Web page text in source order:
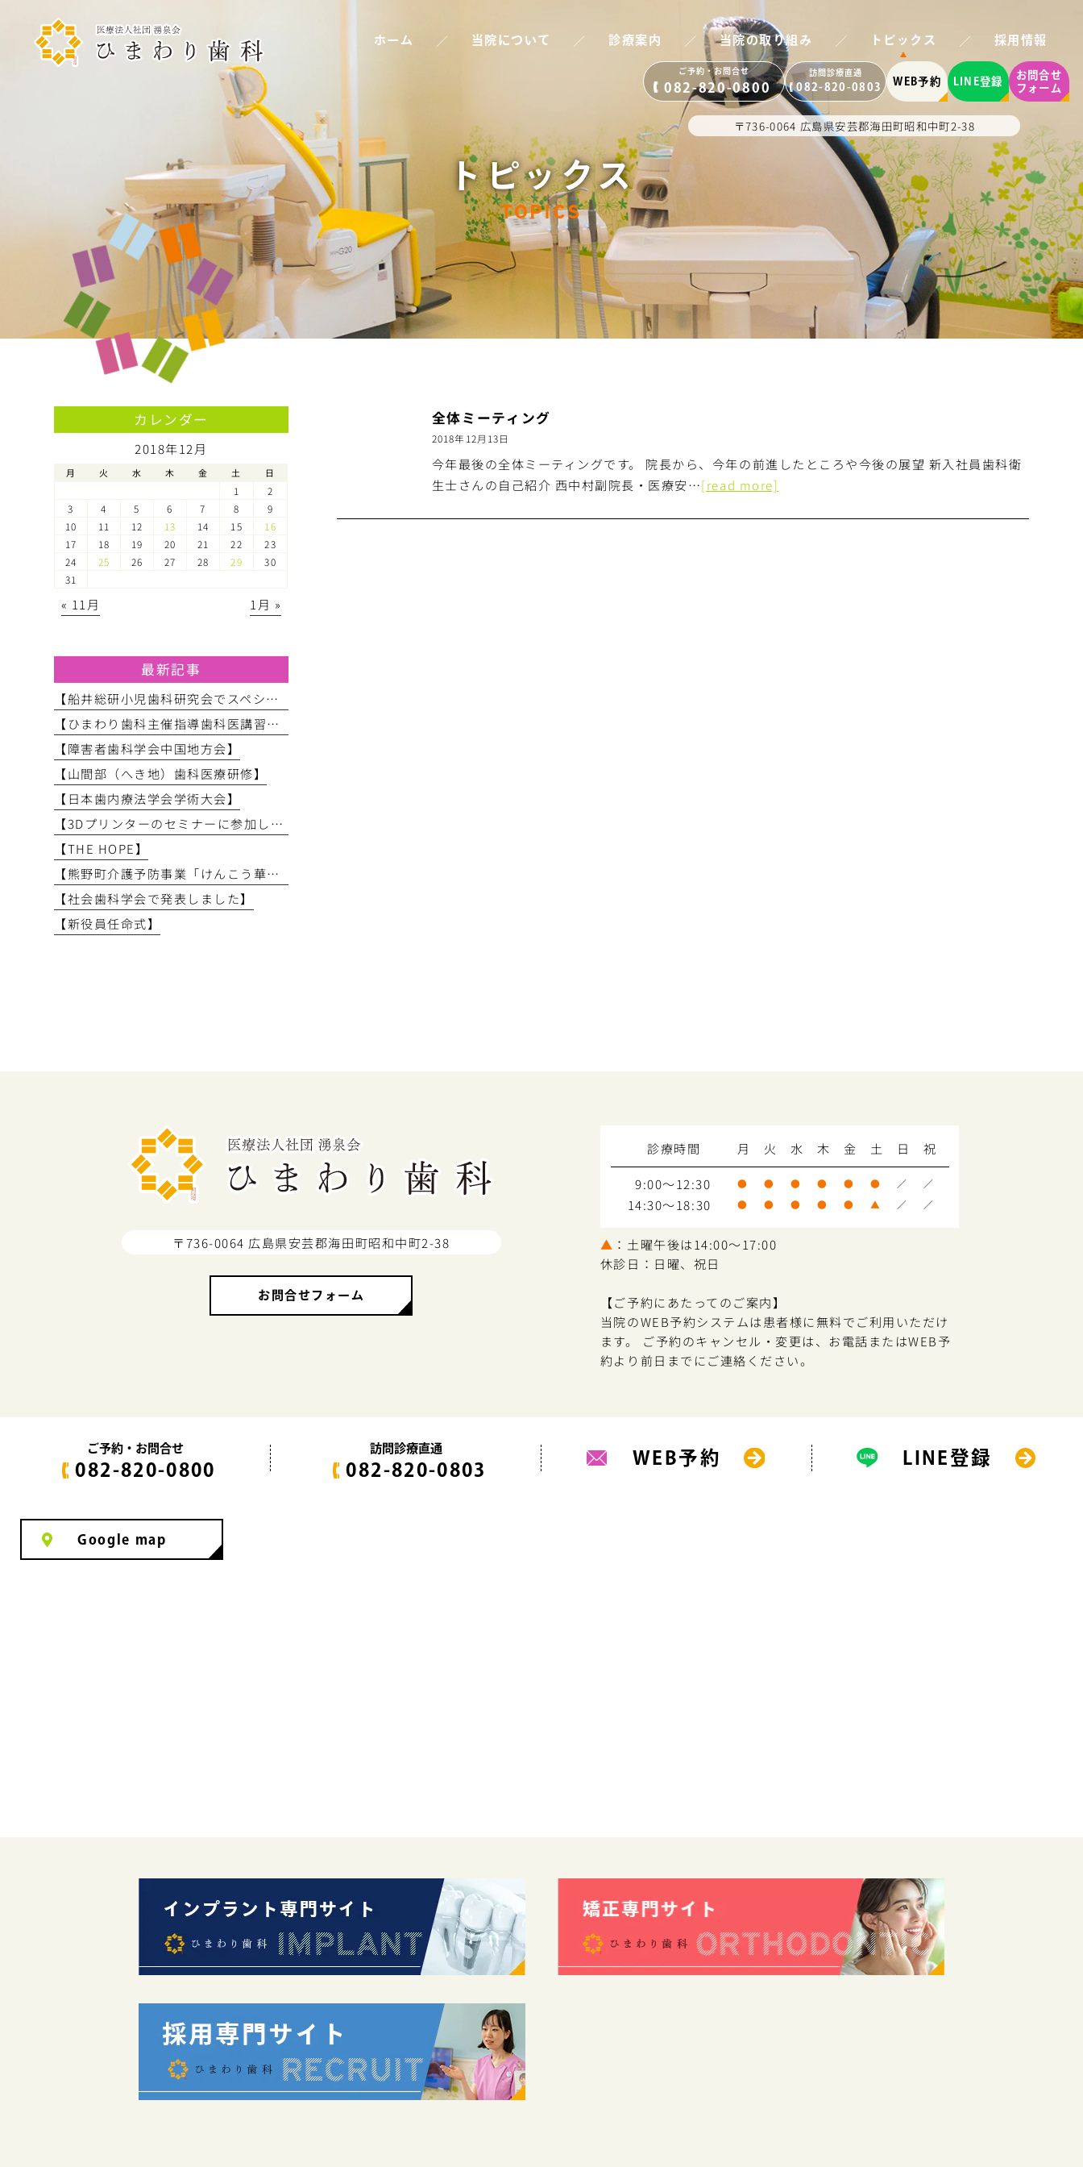
ホーム ／ 当院について ／ 診療案内 ／ 当院の取り組み ／ トピックス ／ 採用情報
ご予約・お問合せ
082-820-0800
訪問診療直通
082-820-0803
WEB予約 LINE登録
お問合せ
フォーム
〒736-0064 広島県安芸郡海田町昭和中町2-38
トピックス
TOPICS
全体ミーティング
2018年12月13日
今年最後の全体ミーティングです。 院長から、今年の前進したところや今後の展望 新入社員歯科衛
生士さんの自己紹介 西中村副院長・医療安…[read more]
カレンダー
2018年12月
月 火 水 木 金 土 日
1
2
3
4 5 6 7 8
9
10
11 12 13 14 15
16
17
18 19 20 21 22
23
24
25 26 27 28 29
30
31
« 11月 1月 »
最新記事
【船井総研小児歯科研究会でスペシャルニーズ対応のお話をしてきました】
【ひまわり歯科主催指導歯科医講習会】
【障害者歯科学会中国地方会】
【山間部（へき地）歯科医療研修】
【日本歯内療法学会学術大会】
【3Dプリンターのセミナーに参加しました】
【THE HOPE】
【熊野町介護予防事業「けんこう華齢教室」で講義を行いました】
【社会歯科学会で発表しました】
【新役員任命式】
〒736-0064 広島県安芸郡海田町昭和中町2-38
お問合せフォーム
診療時間 月 火 水 木 金 土 日
祝
9:00～12:30
● ● ● ● ● ● ／ ／
14:30～18:30 ● ● ● ● ● ▲ ／ ／
▲ ：土曜午後は14:00～17:00
休診日：日曜、祝日
【ご予約にあたってのご案内】
当院のWEB予約システムは患者様に無料でご利用いただけ
ます。 ご予約のキャンセル・変更は、お電話またはWEB予
約より前日までにご連絡ください。
ご予約・お問合せ
082-820-0800
訪問診療直通
082-820-0803
WEB予約 LINE登録
Google map